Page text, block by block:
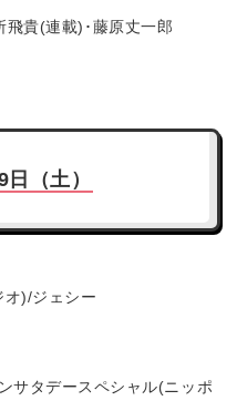
貴(連載)･藤原丈一郎
（土）
)/ジェシー
サタデースペシャル(ニッポ